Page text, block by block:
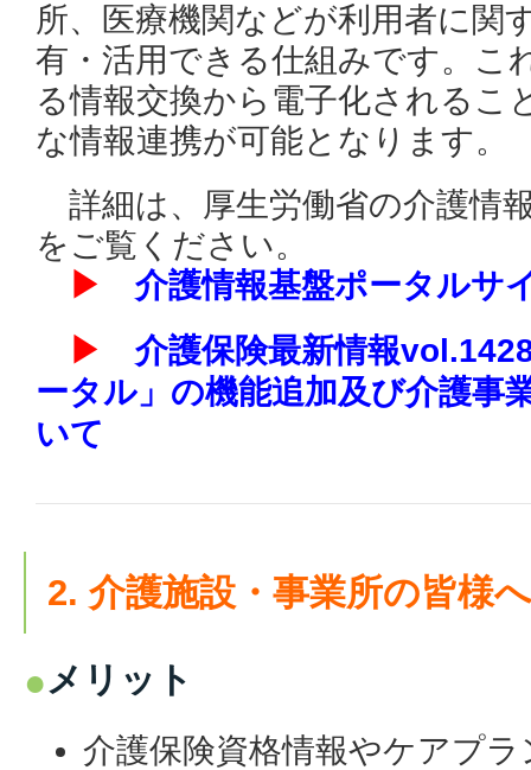
所、医療機関などが利用者に関
有・活用できる仕組みです。こ
る情報交換から電子化されるこ
な情報連携が可能となります。
詳細は、厚生労働省の介護情
をご覧ください。
▶
介護情報基盤ポータルサ
▶
介護保険最新情報
ータル」の機能追加及び介護事
いて
2. 介護施設・事業所の皆様へ
メリット
介護保険資格情報やケアプ